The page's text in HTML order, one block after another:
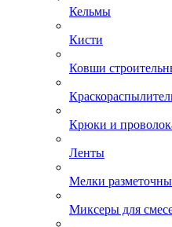
Кельмы
Кисти
Ковши
Крюки и
Ленты
Мелки
Миксеры для